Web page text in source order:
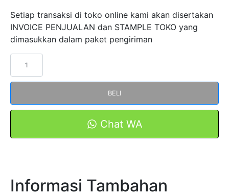
Setiap transaksi di toko online kami akan disertakan
INVOICE PENJUALAN dan STAMPLE TOKO yang
dimasukkan dalam paket pengiriman
Controller
04TC
BERGARANSI
BELI
Chat WA
Informasi Tambahan